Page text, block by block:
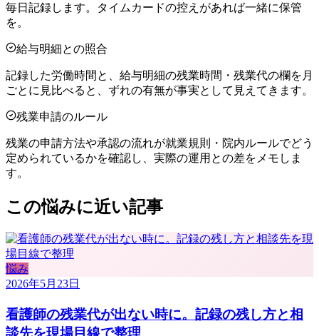
毎日記録します。タイムカードの控えがあれば一緒に保管
を。
給与明細との照合
記録した労働時間と、給与明細の残業時間・残業代の欄を月
ごとに見比べると、ずれの有無が事実として見えてきます。
残業申請のルール
残業の申請方法や承認の流れが就業規則・院内ルールでどう
定められているかを確認し、実際の運用との差をメモしま
す。
この悩みに近い記事
悩み
2026年5月23日
看護師の残業代が出ない時に。記録の残し方と相
談先を現場目線で整理